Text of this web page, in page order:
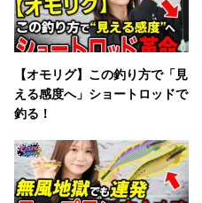
【オモリグ】この釣り方で「見
える感度へ」ショートロッドで
釣る！